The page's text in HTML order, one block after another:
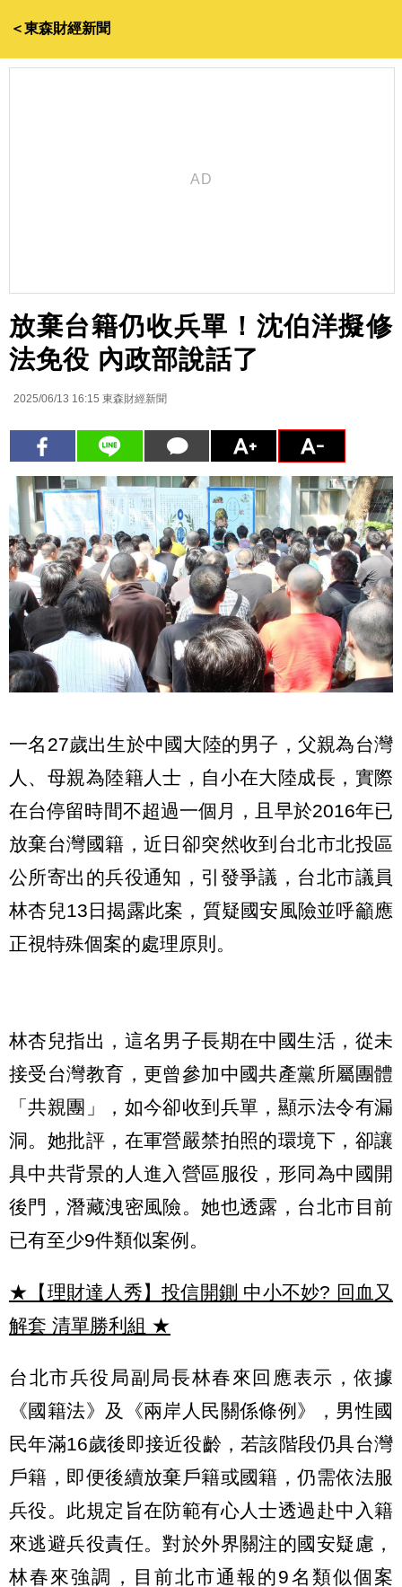
＜東森財經新聞
放棄台籍仍收兵單！沈伯洋擬修
法免役 內政部說話了
2025/06/13 16:15 東森財經新聞
一名27歲出生於中國大陸的男子，父親為台灣
人、母親為陸籍人士，自小在大陸成長，實際
在台停留時間不超過一個月，且早於2016年已
放棄台灣國籍，近日卻突然收到台北市北投區
公所寄出的兵役通知，引發爭議，台北市議員
林杏兒13日揭露此案，質疑國安風險並呼籲應
正視特殊個案的處理原則。
林杏兒指出，這名男子長期在中國生活，從未
接受台灣教育，更曾參加中國共產黨所屬團體
「共親團」，如今卻收到兵單，顯示法令有漏
洞。她批評，在軍營嚴禁拍照的環境下，卻讓
具中共背景的人進入營區服役，形同為中國開
後門，潛藏洩密風險。她也透露，台北市目前
已有至少9件類似案例。
★【理財達人秀】投信開鍘 中小不妙? 回血又
解套 清單勝利組 ★
台北市兵役局副局長林春來回應表示，依據
《國籍法》及《兩岸人民關係條例》，男性國
民年滿16歲後即接近役齡，若該階段仍具台灣
戶籍，即便後續放棄戶籍或國籍，仍需依法服
兵役。此規定旨在防範有心人士透過赴中入籍
來逃避兵役責任。對於外界關注的國安疑慮，
林春來強調，目前北市通報的9名類似個案